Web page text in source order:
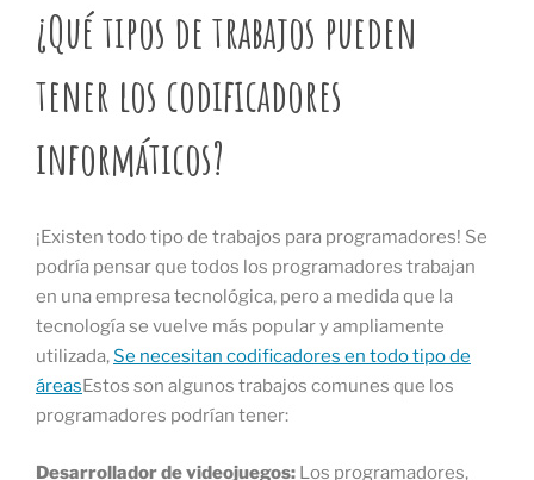
¿Qué tipos de trabajos pueden
tener los codificadores
informáticos?
¡Existen todo tipo de trabajos para programadores! Se
podría pensar que todos los programadores trabajan
en una empresa tecnológica, pero a medida que la
tecnología se vuelve más popular y ampliamente
utilizada,Se necesitan codificadores en todo tipo de
áreas Estos son algunos trabajos comunes que los
programadores podrían tener:
Desarrollador de videojuegos: Los programadores,